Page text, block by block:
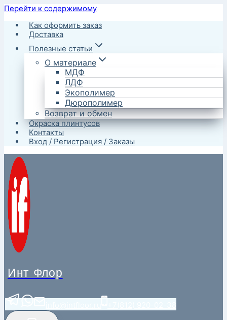
Перейти к содержимому
Как оформить заказ
Доставка
Полезные статьи
О материале
МДФ
ЛДФ
Экополимер
Дюрополимер
Возврат и обмен
Окраска плинтусов
Контакты
Вход / Регистрация / Заказы
Инт Флор